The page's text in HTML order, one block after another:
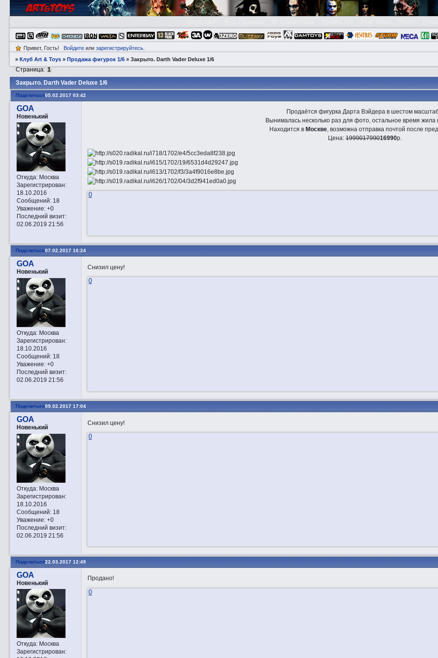
Привет, Гость! Войдитеили зарегистрируйтесь.
»Клуб Art & Toys »Продажа фигурок 1/6 »Закрытo. Darth Vader Deluxe 1/6
Закрытo. Darth Vader Deluxe 1/6
Страница: 1
Поделиться05.02.2017 03:42
GOA
Новенький
Откуда:Москва
Зарегистрирован:
18.10.2016
Сообщений:18
Уважение: +0
Последний визит:
02.06.2019 21:56
Продаётся фигурка Дарта Вэйдера в шестом
Вынималась несколько раз для фото, остальное время жила
Находится в Москве, возможна отправка почтой после
Цена:199901799016990р.
0
Поделиться07.02.2017 16:24
GOA
Новенький
Откуда:Москва
Зарегистрирован:
18.10.2016
Сообщений:18
Уважение: +0
Последний визит:
02.06.2019 21:56
Снизил цену!
0
Поделиться09.02.2017 17:04
GOA
Новенький
Откуда:Москва
Зарегистрирован:
18.10.2016
Сообщений:18
Уважение: +0
Последний визит:
02.06.2019 21:56
Снизил цену!
0
Поделиться22.03.2017 12:49
GOA
Новенький
Откуда:Москва
Зарегистрирован:
Продано!
0